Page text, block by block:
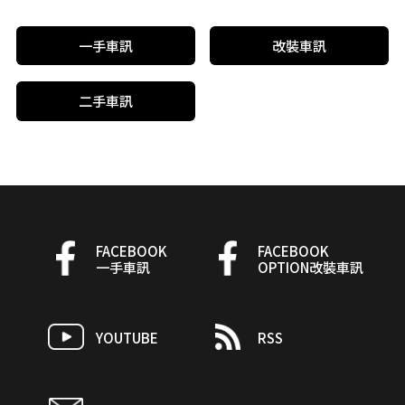
一手車訊 改裝車訊
二手車訊
FACEBOOK
一手車訊
FACEBOOK
OPTION改裝車訊
YOUTUBE RSS